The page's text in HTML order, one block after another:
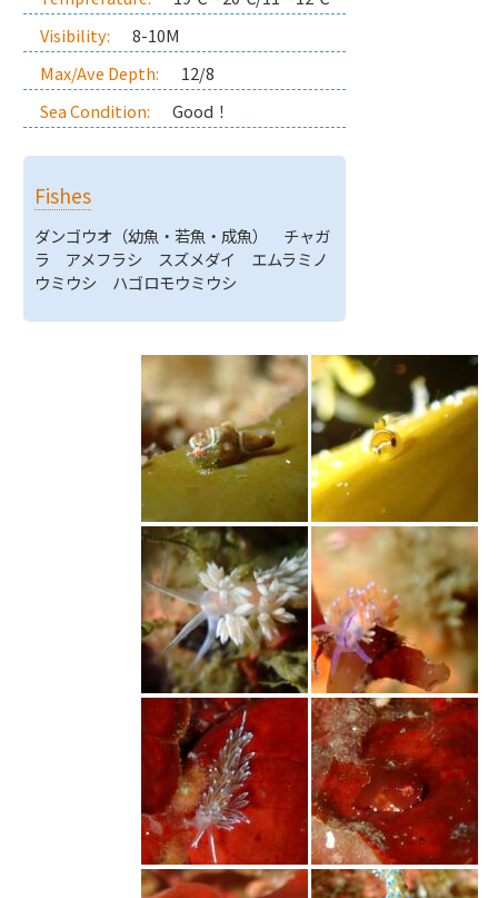
Visibility:
8-10M
Max/Ave Depth:
12/8
Sea Condition:
Good！
Fishes
ダンゴウオ（幼魚・若魚・成魚） チャガ
ラ アメフラシ スズメダイ エムラミノ
ウミウシ ハゴロモウミウシ